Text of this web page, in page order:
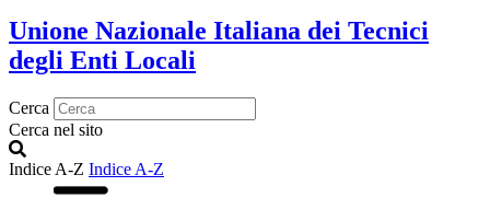
Unione Nazionale Italiana dei Tecnici
degli Enti Locali
Cerca
Cerca nel sito
Indice A-Z Indice A-Z